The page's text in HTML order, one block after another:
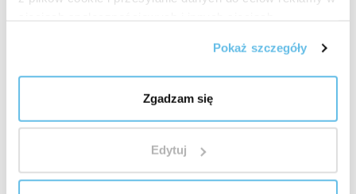
Pokaż szczegóły
Zgadzam się
Edytuj